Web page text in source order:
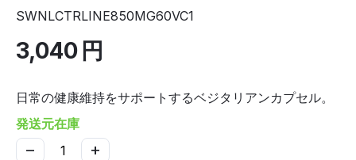
SWNLCTRLINE850MG60VC1
3,040 円
日常の健康維持をサポートするベジタリアンカプセル。
発送元在庫
+
−